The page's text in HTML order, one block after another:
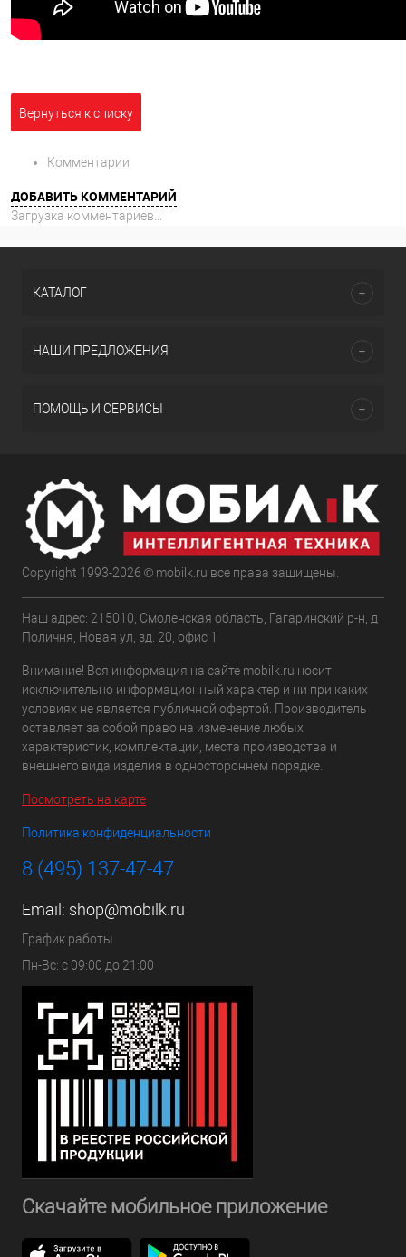
Вернуться к списку
Комментарии
ДОБАВИТЬ КОММЕНТАРИЙ
Загрузка комментариев...
КАТАЛОГ
НАШИ ПРЕДЛОЖЕНИЯ
ПОМОЩЬ И СЕРВИСЫ
Copyright 1993-2026 © mobilk.ru все права защищены.
Наш адрес: 215010, Смоленская область, Гагаринский р-н, д
Поличня, Новая ул, зд. 20, офис 1
Внимание! Вся информация на сайте mobilk.ru носит
исключительно информационный характер и ни при каких
условиях не является публичной офертой. Производитель
оставляет за собой право на изменение любых
характеристик, комплектации, места производства и
внешнего вида изделия в одностороннем порядке.
Посмотреть на карте
Политика конфиденциальности
8 (495) 137-47-47
Email: shop@mobilk.ru
График работы
Пн-Вс: с 09:00 до 21:00
Скачайте мобильное приложение